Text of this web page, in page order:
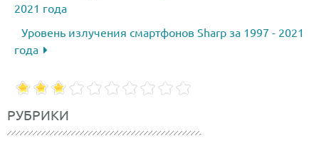
РУБРИКИ
2021 года
Уровень излучения смартфонов Sharp за 1997 - 2021
года